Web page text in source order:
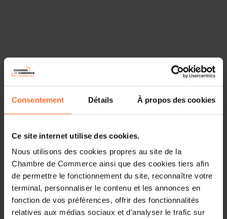
Consentement Détails À propos des cookies
Ce site internet utilise des cookies.
Nous utilisons des cookies propres au site de la
Chambre de Commerce ainsi que des cookies tiers afin
de permettre le fonctionnement du site, reconnaître votre
terminal, personnaliser le contenu et les annonces en
fonction de vos préférences, offrir des fonctionnalités
relatives aux médias sociaux et d'analyser le trafic sur